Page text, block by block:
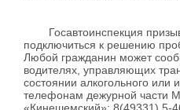
Госавтоинспекция
подключиться к решению
Любой гражданин может
водителях, управляющих
состоянии алкогольного или
телефонам дежурной части